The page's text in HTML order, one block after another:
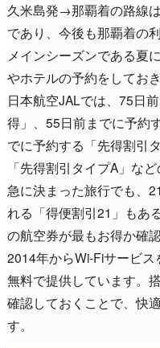
久米島発→那覇着の路線
であり、今後も那覇着の
メインシーズンである夏
やホテルの予約をしておき
日本航空JALでは、75日
得」、55日前までに予約
でに予約する「先得割引
「先得割引タイプA」な
急に決まった旅行でも、
れる「得便割引21」もあ
の航空券が最もお得か確
2014年からWi-Fiサービ
無料で提供しています。
確認しておくことで、快
す。